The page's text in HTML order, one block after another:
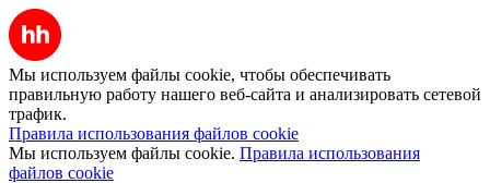
Мы используем файлы cookie, чтобы обеспечивать
правильную работу нашего веб-сайта и анализировать сетевой
трафик.
Правила использования файлов cookie
Мы используем файлы cookie. Правила использования
файлов cookie